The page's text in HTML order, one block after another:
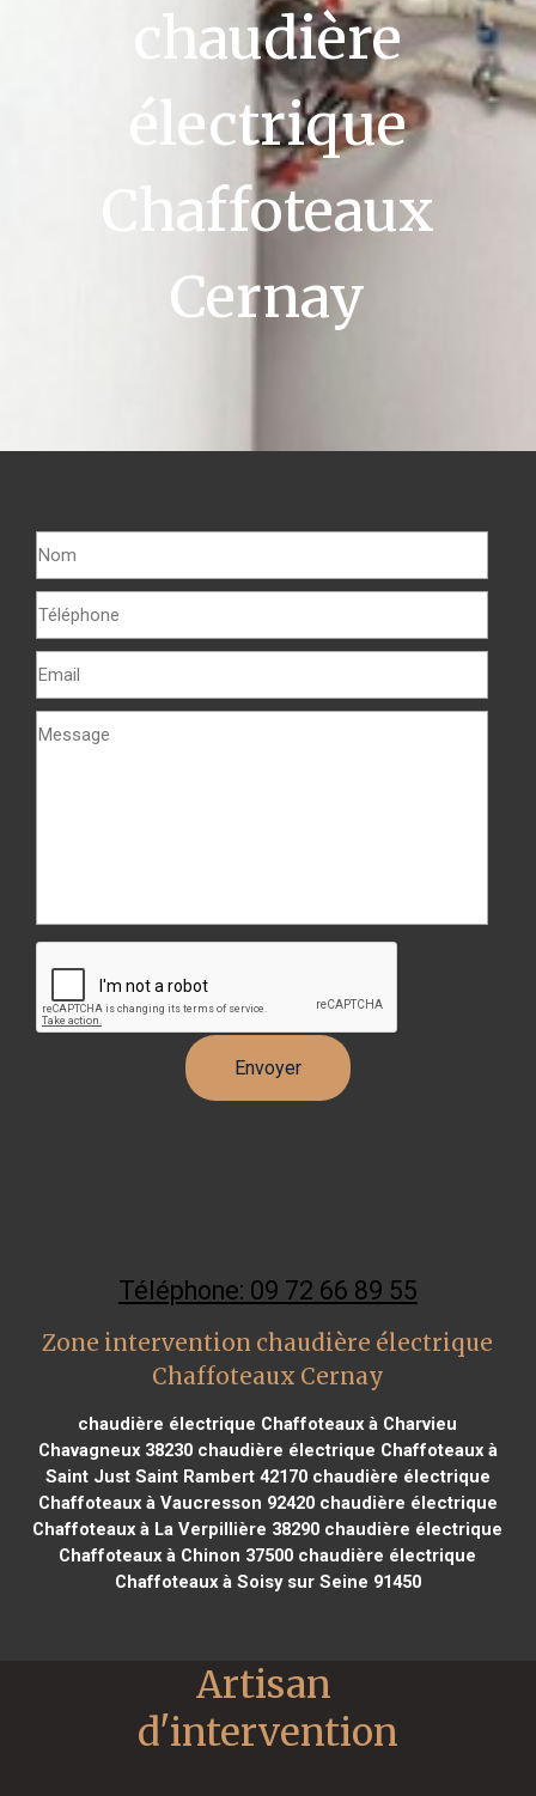
chaudière
électrique
Chaffoteaux
Cernay
Téléphone: 09 72 66 89 55
Zone intervention chaudière électrique
Chaffoteaux Cernay
chaudière électrique Chaffoteaux à Charvieu
Chavagneux 38230chaudière électrique Chaffoteaux à
Saint Just Saint Rambert 42170chaudière électrique
Chaffoteaux à Vaucresson 92420chaudière électrique
Chaffoteaux à La Verpillière 38290 chaudière électrique
Chaffoteaux à Chinon 37500 chaudière électrique
Chaffoteaux à Soisy sur Seine 91450
Artisan
d'intervention